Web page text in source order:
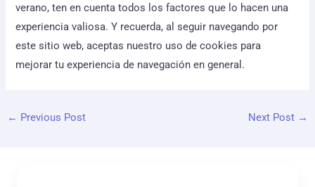
verano, ten en cuenta todos los factores que lo hacen una
experiencia valiosa. Y recuerda, al seguir navegando por
este sitio web, aceptas nuestro uso de cookies para
mejorar tu experiencia de navegación en general.
← Previous Post Next Post →